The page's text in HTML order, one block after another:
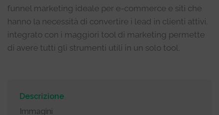
funnel marketing ideale per e-commerce e siti che
hanno la necessità di convertire i lead in clienti attivi.
integrato con i maggiori tool di marketing permette
di avere tutti gli strumenti utili in un solo tool.
Descrizione
Immagini